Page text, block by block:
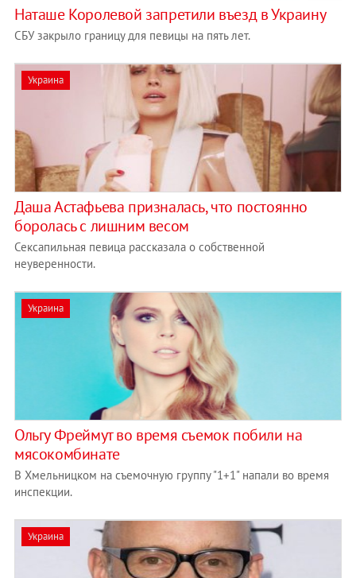
Наташе Королевой запретили въезд в Украину
СБУ закрыло границу для певицы на пять лет.
Украина
Даша Астафьева призналась, что постоянно
боролась с лишним весом
Сексапильная певица рассказала о собственной
неуверенности.
Украина
Ольгу Фреймут во время съемок побили на
мясокомбинате
В Хмельницком на съемочную группу "1+1" напали во время
инспекции.
Украина